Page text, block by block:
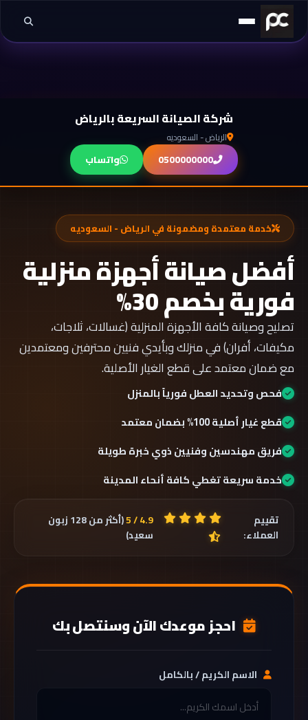
تخطي إلى المحتوى
شركة الصيانة السريعة بالرياض
الرياض - السعوديه
0500000000 واتساب
خدمة معتمدة ومضمونة في الرياض - السعوديه
أفضل صيانة أجهزة منزلية
فورية بخصم 30%
تصليح وصيانة كافة الأجهزة المنزلية (غسالات، ثلاجات،
مكيفات، أفران) في منزلك وبأيدي فنيين محترفين ومعتمدين
مع ضمان معتمد على قطع الغيار الأصلية.
فحص وتحديد العطل فورياً بالمنزل
قطع غيار أصلية 100% بضمان معتمد
فريق مهندسين وفنيين ذوي خبرة طويلة
خدمة سريعة تغطي كافة أنحاء المدينة
تقييم
العملاء:
4.9 / 5
(أكثر من 128 زبون
سعيد)
احجز موعدك الآن وسنتصل بك
الاسم الكريم / بالكامل